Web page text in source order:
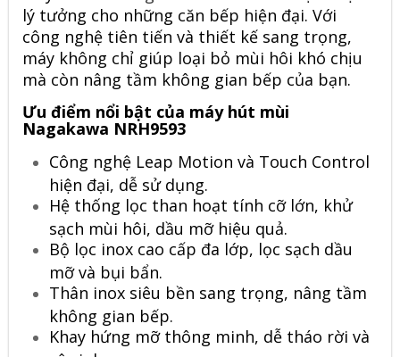
lý tưởng cho những căn bếp hiện đại. Với
công nghệ tiên tiến và thiết kế sang trọng,
máy không chỉ giúp loại bỏ mùi hôi khó chịu
mà còn nâng tầm không gian bếp của bạn.
Ưu điểm nổi bật của máy hút mùi
Nagakawa NRH9593
Công nghệ Leap Motion và Touch Control
hiện đại, dễ sử dụng.
Hệ thống lọc than hoạt tính cỡ lớn, khử
sạch mùi hôi, dầu mỡ hiệu quả.
Bộ lọc inox cao cấp đa lớp, lọc sạch dầu
mỡ và bụi bẩn.
Thân inox siêu bền sang trọng, nâng tầm
không gian bếp.
Khay hứng mỡ thông minh, dễ tháo rời và